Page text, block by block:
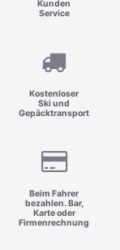
Kunden
Service
Kostenloser
Ski und
Gepäcktransport
Beim Fahrer
bezahlen. Bar,
Karte oder
Firmenrechnung